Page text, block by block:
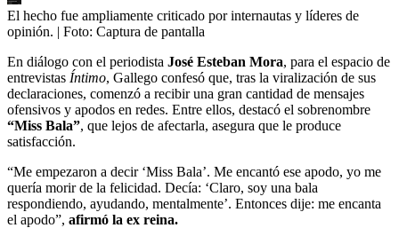
El hecho fue ampliamente criticado por internautas y líderes de
opinión. | Foto: Captura de pantalla
En diálogo con el periodista José Esteban Mora, para el espacio de
entrevistas Íntimo, Gallego confesó que, tras la viralización de sus
declaraciones, comenzó a recibir una gran cantidad de mensajes
ofensivos y apodos en redes. Entre ellos, destacó el sobrenombre
“Miss Bala”, que lejos de afectarla, asegura que le produce
satisfacción.
“Me empezaron a decir ‘Miss Bala’. Me encantó ese apodo, yo me
quería morir de la felicidad. Decía: ‘Claro, soy una bala
respondiendo, ayudando, mentalmente’. Entonces dije: me encanta
el apodo”, afirmó la ex reina.